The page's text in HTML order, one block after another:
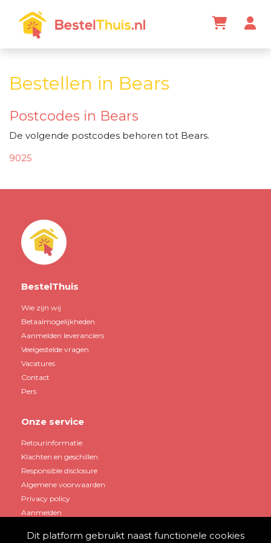
Bestellen in Bears
Postcodes in Bears
De volgende postcodes behoren tot Bears.
9025
BestelThuis
Wie zijn wij
Betaalmogelijkheden
Aanmelden leveranciers
Veelgestelde vragen
Vacatures
Contact
Pers
Onze service
Retourinformatie
Klachten en geschillen
Responsible disclosure
Algemene voorwaarden
Privacy policy
Aanmelden
Dit platform gebruikt naast functionele cookies